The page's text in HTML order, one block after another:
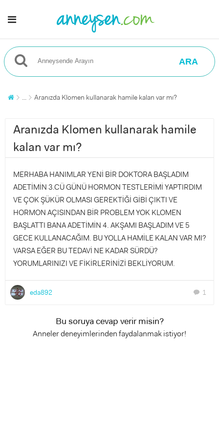
ARA
... Aranızda Klomen kullanarak hamile kalan var mı?
Aranızda Klomen kullanarak hamile
kalan var mı?
MERHABA HANIMLAR YENİ BİR DOKTORA BAŞLADIM
ADETİMİN 3.CÜ GÜNÜ HORMON TESTLERİMİ YAPTIRDIM
VE ÇOK ŞÜKÜR OLMASI GEREKTİĞİ GİBİ ÇIKTI VE
HORMON AÇISINDAN BİR PROBLEM YOK KLOMEN
BAŞLATTI BANA ADETİMİN 4. AKŞAMI BAŞLADIM VE 5
GECE KULLANACAĞIM. BU YOLLA HAMİLE KALAN VAR MI?
VARSA EĞER BU TEDAVİ NE KADAR SÜRDÜ?
YORUMLARINIZI VE FİKİRLERİNİZİ BEKLİYORUM.
eda892 chat 1
Bu soruya cevap verir misin?
Anneler deneyimlerinden faydalanmak istiyor!